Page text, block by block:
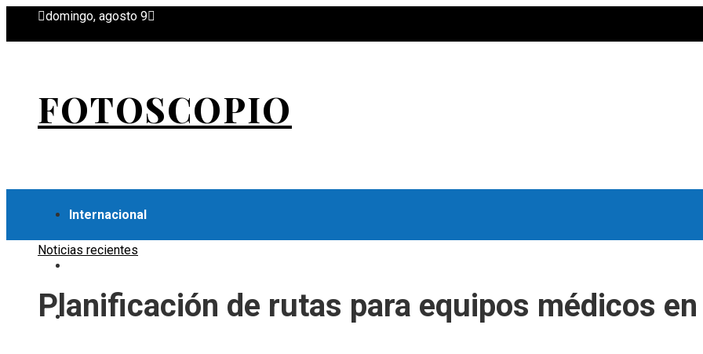
domingo, agosto 9
FOTOSCOPIO
Internacional
Ciencia y tecnología
Noticias recientes
Planificación de rutas para equipos médicos en